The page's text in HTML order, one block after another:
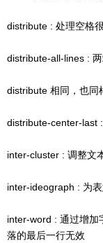
distribute : 处理空格
distribute-all-lines :
distribute 相同，也同
distribute-center-last
inter-cluster : 调整文
inter-ideograph : 为
inter-word : 通过增加
落的最后一行无效